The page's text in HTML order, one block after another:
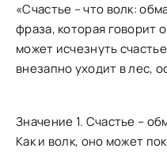
«Счастье – что волк:
фраза, которая говорит
может исчезнуть
внезапно уходит в лес,
Значение 1. Счастье –
Как и волк, оно может